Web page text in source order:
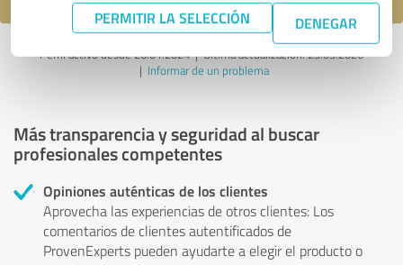
PERMITIR LA SELECCIÓN DENEGAR
Perfil activo desde 26.01.2024 |Última actualización: 23.05.2026
| Informar de un problema
Más transparencia y seguridad al buscar
profesionales competentes
Opiniones auténticas de los clientes
Aprovecha las experiencias de otros clientes: Los
comentarios de clientes autentificados de
ProvenExperts pueden ayudarte a elegir el producto o